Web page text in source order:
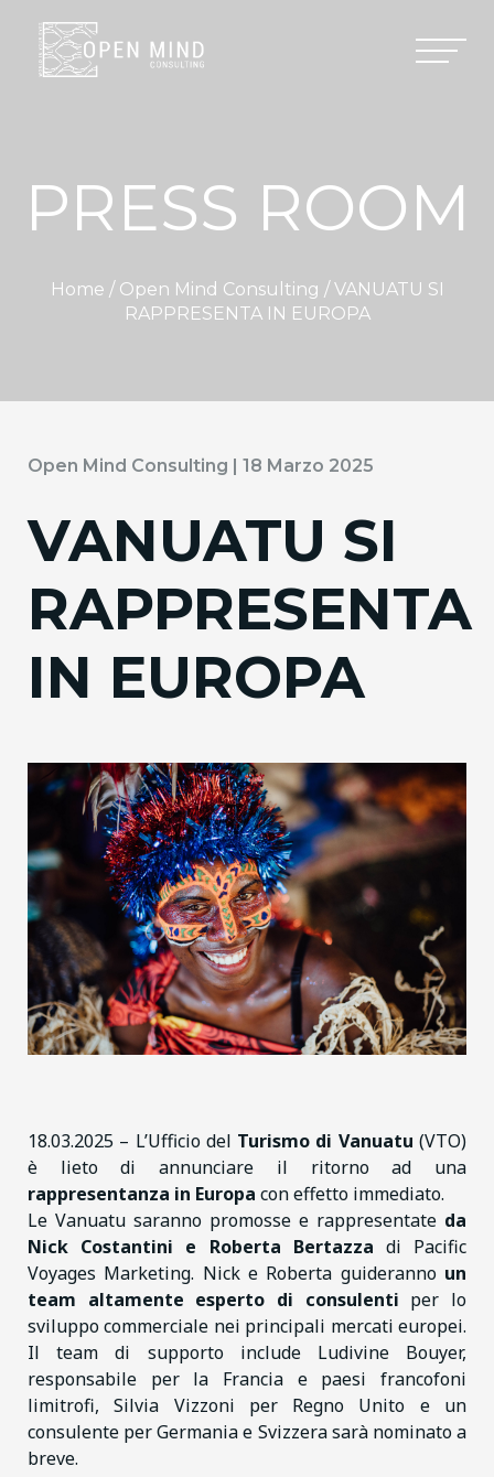
PRESS ROOM
Home / Open Mind Consulting / VANUATU SI
RAPPRESENTA IN EUROPA
Open Mind Consulting | 18 Marzo 2025
VANUATU SI
RAPPRESENTA
IN EUROPA
18.03.2025 – L’Ufficio del Turismo di Vanuatu(VTO)
è lieto di annunciare il ritorno ad una
rappresentanza in Europa con effetto immediato.
Le Vanuatu saranno promosse e rappresentate da
Nick Costantini e Roberta Bertazza di Pacific
Voyages Marketing. Nick e Roberta guideranno un
team altamente esperto di consulenti per lo
sviluppo commerciale nei principali mercati europei.
Il team di supporto include Ludivine Bouyer,
responsabile per la Francia e paesi francofoni
limitrofi, Silvia Vizzoni per Regno Unito e un
consulente per Germania e Svizzera sarà nominato a
breve.